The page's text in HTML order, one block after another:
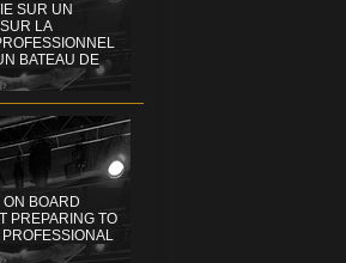
SUR UN
LA
BATEAU DE
BOARD
PREPARING TO
PROFESSIONAL